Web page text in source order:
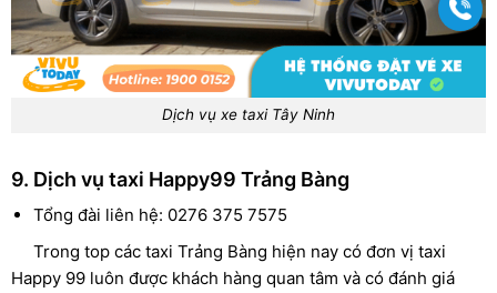
Dịch vụ xe taxi Tây Ninh
9. Dịch vụ taxi Happy99 Trảng Bàng
Tổng đài liên hệ: 0276 375 7575
Trong top các taxi Trảng Bàng hiện nay có đơn vị taxi
Happy 99 luôn được khách hàng quan tâm và có đánh giá